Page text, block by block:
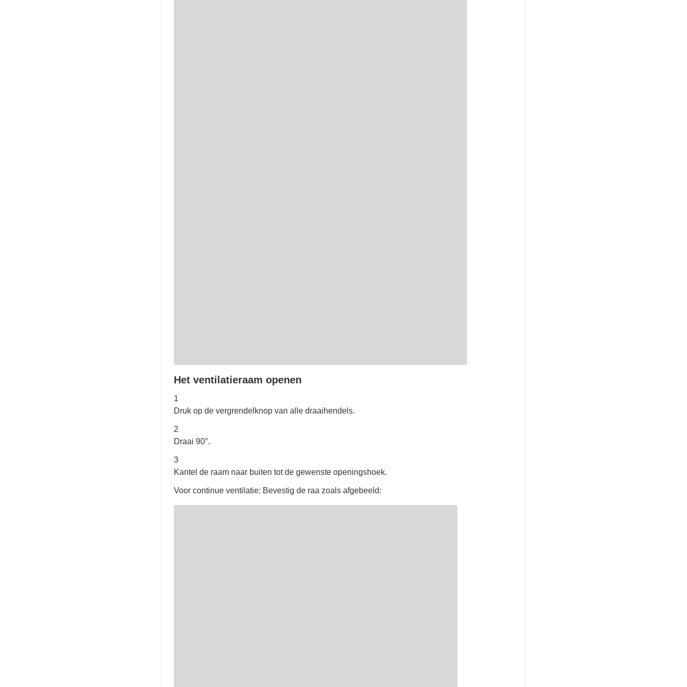
Het ventilatieraam openen
1
Druk op de vergrendelknop van alle draaihendels.
2
Draai 90°.
3
Kantel de raam naar buiten tot de gewenste openingshoek.
Voor continue ventilatie: Bevestig de raa zoals afgebeeld: